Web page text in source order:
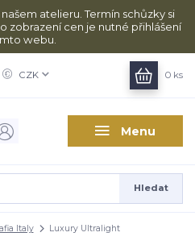
atelieru. Termín schůzky si
zobrazení cen je nutné přihlášení
webu.
Menu
CZK
Hledat
0 ks
Italy Luxury Ultralight